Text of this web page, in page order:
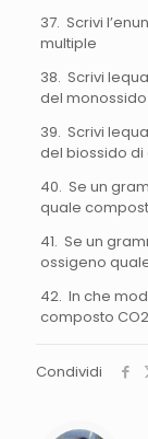
37. Scrivi
multiple
38. Scrivi
del
39. Scrivi
del biossido
40. Se un
quale
41. Se un
ossigeno
42. In che
composto
Condividi